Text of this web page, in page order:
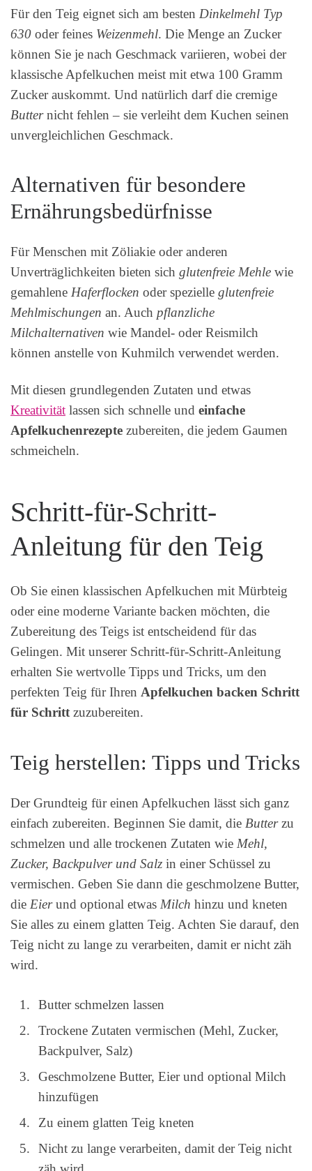
Für den Teig eignet sich am besten Dinkelmehl Typ
630 oder feines Weizenmehl. Die Menge an Zucker
können Sie je nach Geschmack variieren, wobei der
klassische Apfelkuchen meist mit etwa 100 Gramm
Zucker auskommt. Und natürlich darf die cremige
Butternicht fehlen – sie verleiht dem Kuchen seinen
unvergleichlichen Geschmack.
Alternativen für besondere
Ernährungsbedürfnisse
Für Menschen mit Zöliakie oder anderen
Unverträglichkeiten bieten sich glutenfreie Mehle wie
gemahlene Haferflocken oder spezielle glutenfreie
Mehlmischungen an. Auch pflanzliche
Milchalternativen wie Mandel- oder Reismilch
können anstelle von Kuhmilch verwendet werden.
Mit diesen grundlegenden Zutaten und etwas
Kreativität lassen sich schnelle und einfache
Apfelkuchenrezepte zubereiten, die jedem Gaumen
schmeicheln.
Schritt-für-Schritt-
Anleitung für den Teig
Ob Sie einen klassischen Apfelkuchen mit Mürbteig
oder eine moderne Variante backen möchten, die
Zubereitung des Teigs ist entscheidend für das
Gelingen. Mit unserer Schritt-für-Schritt-Anleitung
erhalten Sie wertvolle Tipps und Tricks, um den
perfekten Teig für Ihren Apfelkuchen backen Schritt
für Schrittzuzubereiten.
Teig herstellen: Tipps und Tricks
Der Grundteig für einen Apfelkuchen lässt sich ganz
einfach zubereiten. Beginnen Sie damit, die Butterzu
schmelzen und alle trockenen Zutaten wie Mehl,
Zucker, Backpulver und Salz in einer Schüssel zu
vermischen. Geben Sie dann die geschmolzene Butter,
die Eierund optional etwas Milch hinzu und kneten
Sie alles zu einem glatten Teig. Achten Sie darauf, den
Teig nicht zu lange zu verarbeiten, damit er nicht zäh
wird.
Butter schmelzen lassen
Trockene Zutaten vermischen (Mehl, Zucker,
Backpulver, Salz)
Geschmolzene Butter, Eier und optional Milch
hinzufügen
Zu einem glatten Teig kneten
Nicht zu lange verarbeiten, damit der Teig nicht